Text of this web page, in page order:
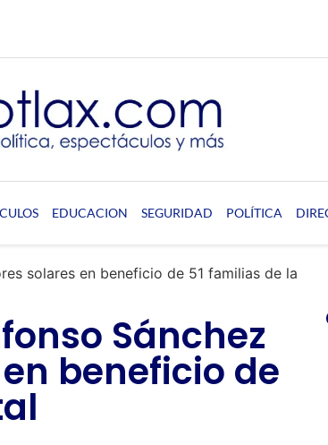
EDUCACION SEGURIDAD POLÍTICA
solares en beneficio de 51 familias de la
Sánchez
beneficio de